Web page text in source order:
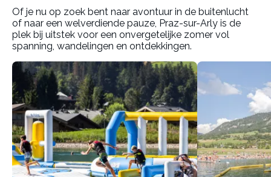
Of je nu op zoek bent naar avontuur in de buitenlucht
of naar een welverdiende pauze, Praz-sur-Arly is de
plek bij uitstek voor een onvergetelijke zomer vol
spanning, wandelingen en ontdekkingen.